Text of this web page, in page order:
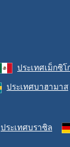
ประเทศเม็กซิโ
ประเทศบาฮามาส
ประเทศบราซิล